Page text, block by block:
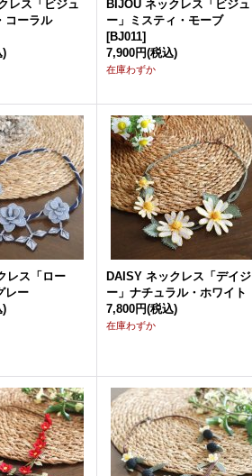
レス「ビジュ
コーラル
)
BIJOU ネックレス「ビジュ
ー」ミスティ・モーブ
[BJ011]
7,900円(税込)
在庫わずか
レス「ロー
レー
)
DAISY ネックレス「デイジ
ー」ナチュラル・ホワイト
7,800円(税込)
在庫わずか